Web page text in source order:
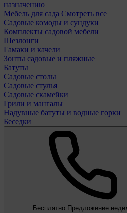
назначению
Мебель для сада Смотреть все
Садовые комоды и сундуки
Комплекты садовой мебели
Шезлонги
Гамаки и качели
Зонты садовые и пляжные
Батуты
Садовые столы
Садовые стулья
Садовые скамейки
Грили и мангалы
Надувные батуты и водные горки
Беседки
Бесплатно Предложение